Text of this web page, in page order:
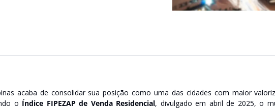
acaba de consolidar sua posição como uma das cidades com maior
o Índice FIPEZAP de Venda Residencial, divulgado em abril de 2025, o